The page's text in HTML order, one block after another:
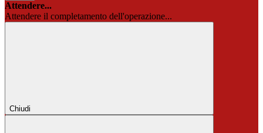
Attendere...
Attendere il completamento dell'operazione...
Chiudi